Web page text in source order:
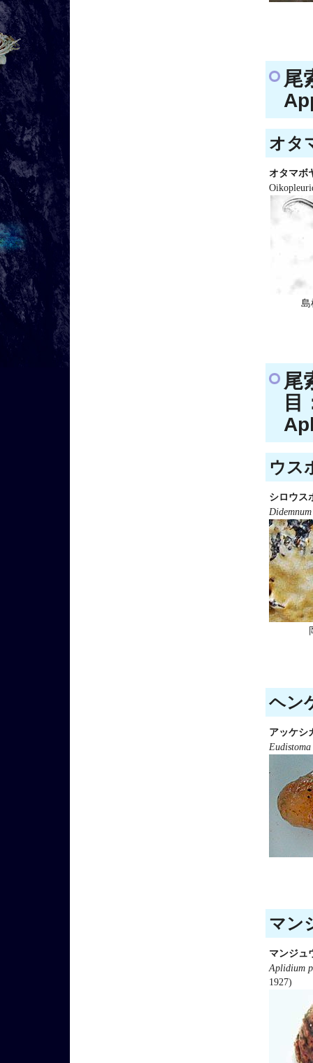
尾
オタ
オタマボ
島
尾
目
ウス
シロウス
ヘン
アッケシ
Eudistoma
マン
マンジュ
Aplidium
1927)